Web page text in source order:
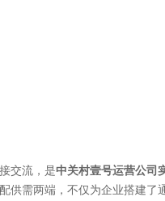
交流，是中关村壹号运营公司
供需两端，不仅为企业搭建了